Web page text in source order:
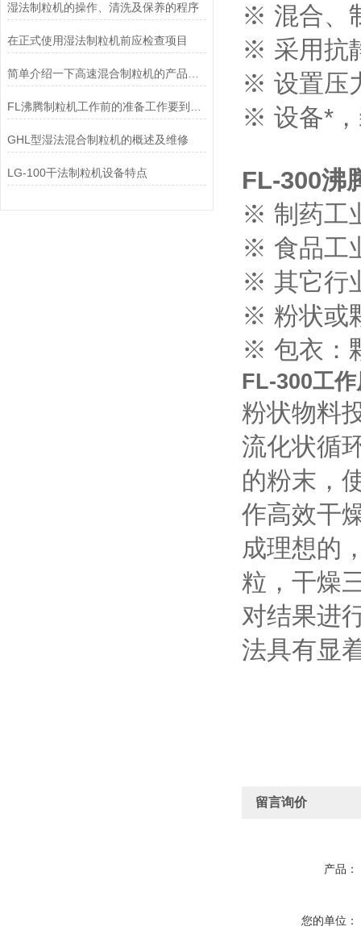
湿法制粒机的操作、清洗及保养的程序
在正式使用湿法制粒机前应检查项目
GHL型湿法混合制粒机的概述及维修
LG-100干法制粒机设备特点
※ 混合、
※ 采用抗
※ 设置压
※ 设备*，
FL-300沸
※ 制药工
※ 食品工
※ 其它行
※ 粉状或
※ 包衣：
FL-300工
粉状物料
流化状循
的粉末，
作高效干
成理想的
粒，干燥
对结果进
法具有显
留言询价
产品：
您的单位：